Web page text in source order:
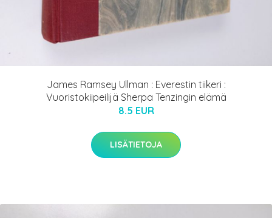
James Ramsey Ullman : Everestin tiikeri :
Vuoristokiipeilijä Sherpa Tenzingin elämä
8.5 EUR
LISÄTIETOJA